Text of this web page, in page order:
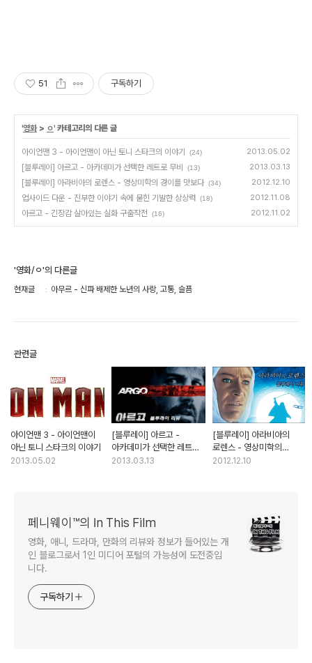
51 구독하기
'영화> ㅇ' 카테고리의 다른 글
아이언맨 3 - 아이언맨이 아닌 토니 스타크의 이야기 (24) 2013.05.02
[블루레이] 아르고 - 아카데미가 선택한 레트로 무비 (13) 2013.03.13
[블루레이] 아라비아의 로렌스 - 영상미학의 경이를 맛보다 (34) 2012.12.10
업사이드 다운 - 진부한 이야기 속에 묻힌 기발한 상상력 (18) 2012.11.08
아르고 - 긴장감 살아있는 실화 구출작전 (16) 2012.11.02
'영화/ㅇ'의 다른글
현재글 아무르 - 신파 배제한 노년의 사랑, 고통, 슬픔
관련글
아이언맨 3 - 아이언맨이
아닌 토니 스타크의 이야기
2013.05.02
[블루레이] 아르고 -
아카데미가 선택한 레트로
무비
2013.03.13
[블루레이] 아라비아의
로렌스 - 영상미학의
경이를 맛보다
2012.12.10
페니웨이™의 In This Film
영화, 애니, 드라마, 만화의 리뷰와 정보가 들어있는 개
인 블로그로서 1인 미디어 포털의 가능성에 도전중입
니다.
구독하기